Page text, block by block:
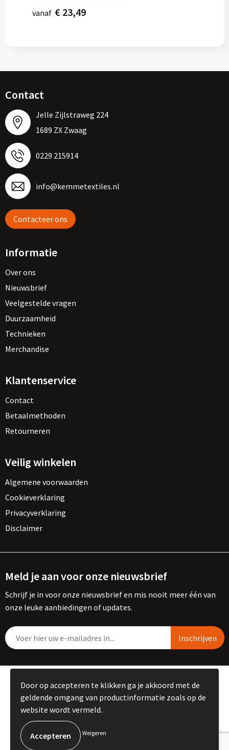
vanaf € 23,49
Contact
Jelle Zijlstraweg 224
1689 ZX Zwaag
0229 215914
info@kemmetextiles.nl
Contacteer ons
Informatie
Over ons
Nieuwsbrief
Veelgestelde vragen
Duurzaamheid
Technieken
Merchandise
Klantenservice
Contact
Betaalmethoden
Retourneren
Veilig winkelen
Algemene voorwaarden
Cookieverklaring
Privacyverklaring
Disclaimer
Meld je aan voor onze nieuwsbrief
Schrijf je in voor onze nieuwsbrief en mis nooit meer één van
onze leuke aanbiedingen of updates.
© Copyright Kemme B.V. 2023
Door op accepteren te klikken ga je akkoord met de
geldende omgang van productinformatie zoals op de
website wordt vermeld.
Weigeren